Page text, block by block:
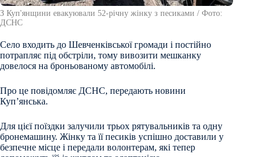
З Куп'янщини евакуювали 52-річну жінку з песиками / Фото:
ДСНС
Село входить до Шевченківської громади і постійно
потрапляє під обстріли, тому вивозити мешканку
довелося на броньованому автомобілі.
Про це повідомляє ДСНС, передають новини
Куп’янська.
Для цієї поїздки залучили трьох рятувальників та одну
бронемашину. Жінку та її песиків успішно доставили у
безпечне місце і передали волонтерам, які тепер